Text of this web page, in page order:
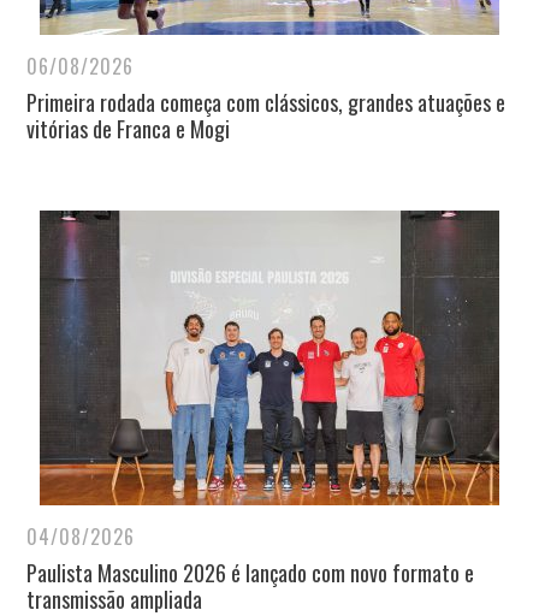
06/08/2026
Primeira rodada começa com clássicos, grandes atuações e
vitórias de Franca e Mogi
04/08/2026
Paulista Masculino 2026 é lançado com novo formato e
transmissão ampliada